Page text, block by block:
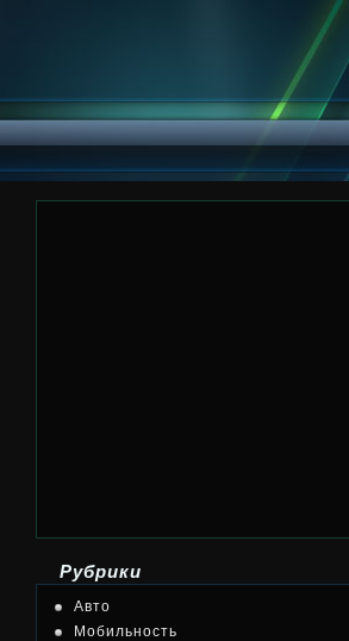
Рубрики
Авто
Мобильность